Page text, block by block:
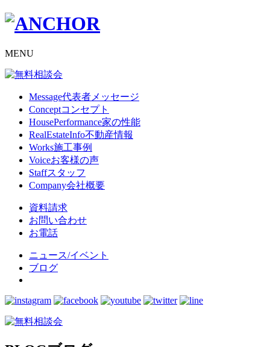
MENU
Message代表者メッセージ
Conceptコンセプト
HousePerformance家の性能
RealEstateInfo不動産情報
Works施工事例
Voiceお客様の声
Staffスタッフ
Company会社概要
資料請求
お問い合わせ
お電話
ニュース/イベント
ブログ